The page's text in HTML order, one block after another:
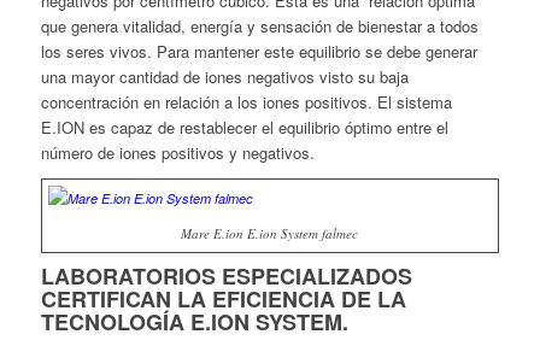
que genera vitalidad, energía y sensación de bienestar a todos
los seres vivos. Para mantener este equilibrio se debe generar
una mayor cantidad de iones negativos visto su baja
concentración en relación a los iones positivos. El sistema
E.ION es capaz de restablecer el equilibrio óptimo entre el
número de iones positivos y negativos.
Mare E.ion E.ion System falmec
LABORATORIOS ESPECIALIZADOS
CERTIFICAN LA EFICIENCIA DE LA
TECNOLOGÍA E.ION SYSTEM.